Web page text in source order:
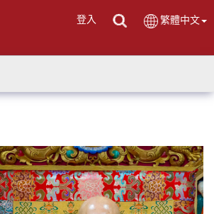
登入 繁體中文